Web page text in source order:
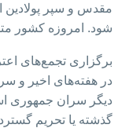
مقدس و سپر پولادین
شود. امروزه کشور
برگزاری تجمع‌های
در هفته‌های اخیر و
دیگر سران جمهوری
گذشته یا تحریم